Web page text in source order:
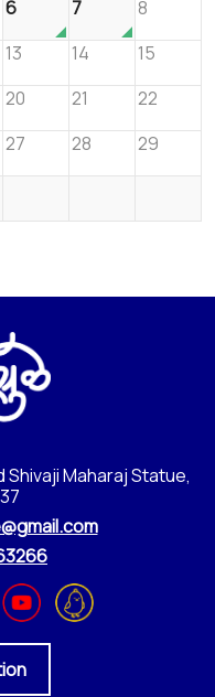
6 7
8
13 14
15
20 21
22
27 28
29
Shivaji Maharaj Statue,